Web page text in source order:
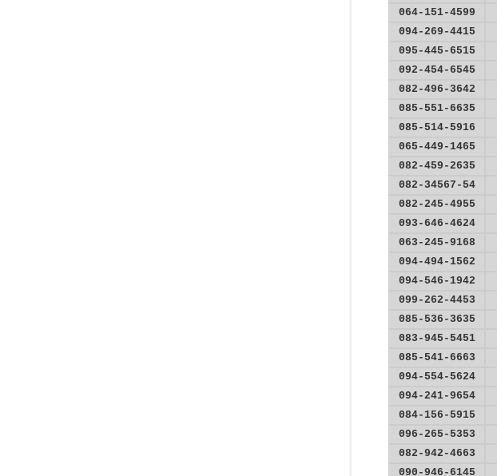
064-151-4599
094-269-4415
095-445-6515
092-454-6545
082-496-3642
085-551-6635
085-514-5916
065-449-1465
082-459-2635
082-34567-54
082-245-4955
093-646-4624
063-245-9168
094-494-1562
094-546-1942
099-262-4453
085-536-3635
083-945-5451
085-541-6663
094-554-5624
094-241-9654
084-156-5915
096-265-5353
082-942-4663
090-946-6145